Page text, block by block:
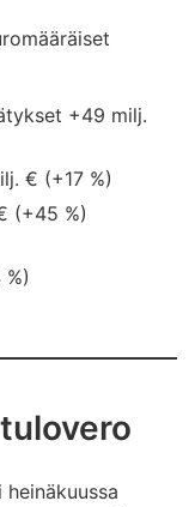
+49 milj.
€ (+17 %)
(+45 %)